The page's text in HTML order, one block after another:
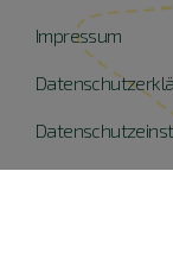
Impressum
Widerruf erklären